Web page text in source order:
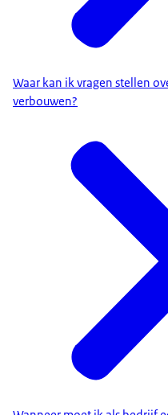
Waar kan ik vragen stellen
verbouwen?